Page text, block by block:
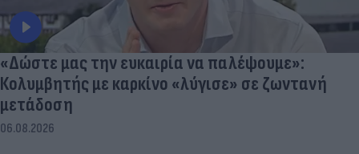
«Δώστε μας την ευκαιρία να παλέψουμε»:
Κολυμβητής με καρκίνο «λύγισε» σε ζωντανή
μετάδοση
06.08.2026